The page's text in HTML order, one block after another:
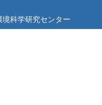
科学研究センター